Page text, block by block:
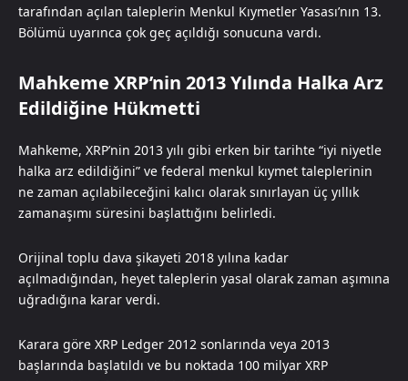
tarafından açılan taleplerin Menkul Kıymetler Yasası’nın 13.
Bölümü uyarınca çok geç açıldığı sonucuna vardı.
Mahkeme XRP’nin 2013 Yılında Halka Arz
Edildiğine Hükmetti
Mahkeme, XRP’nin 2013 yılı gibi erken bir tarihte “iyi niyetle
halka arz edildiğini” ve federal menkul kıymet taleplerinin
ne zaman açılabileceğini kalıcı olarak sınırlayan üç yıllık
zamanaşımı süresini başlattığını belirledi.
Orijinal toplu dava şikayeti 2018 yılına kadar
açılmadığından, heyet taleplerin yasal olarak zaman aşımına
uğradığına karar verdi.
Karara göre XRP Ledger 2012 sonlarında veya 2013
başlarında başlatıldı ve bu noktada 100 milyar XRP